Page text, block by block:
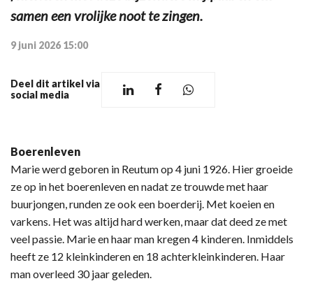
samen een vrolijke noot te zingen.
9 juni 2026 15:00
Deel dit artikel via
social media
Boerenleven
Marie werd geboren in Reutum op 4 juni 1926. Hier groeide
ze op in het boerenleven en nadat ze trouwde met haar
buurjongen, runden ze ook een boerderij. Met koeien en
varkens. Het was altijd hard werken, maar dat deed ze met
veel passie. Marie en haar man kregen 4 kinderen. Inmiddels
heeft ze 12 kleinkinderen en 18 achterkleinkinderen. Haar
man overleed 30 jaar geleden.